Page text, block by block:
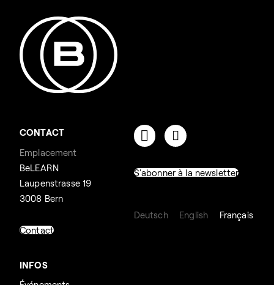
CONTACT
Emplacement
BeLEARN
Laupenstrasse 19
3008 Bern
Contact
INFOS
S'abonner à la newsletter
Deutsch English Français